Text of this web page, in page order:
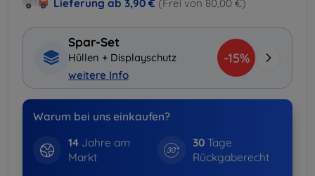
Lieferung ab 3,90 € (Frei von 80,00 €)
Spar-Set
Hüllen + Displayschutz
weitere Info
-15%
Warum bei uns einkaufen?
14Jahre am
Markt
30 Tage
Rückgaberecht